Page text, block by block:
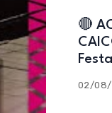
🔴
02/08/